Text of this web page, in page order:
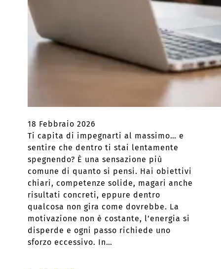
18 Febbraio 2026
Ti capita di impegnarti al massimo… e
sentire che dentro ti stai lentamente
spegnendo? È una sensazione più
comune di quanto si pensi. Hai obiettivi
chiari, competenze solide, magari anche
risultati concreti, eppure dentro
qualcosa non gira come dovrebbe. La
motivazione non è costante, l’energia si
disperde e ogni passo richiede uno
sforzo eccessivo. In…